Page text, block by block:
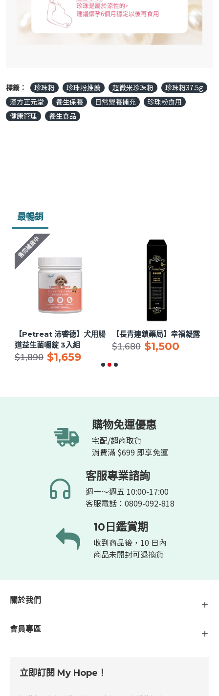
標籤： 珍珠粉 珍珠粉推薦 超微米珍珠粉
珍珠粉37.5g
漢方正元堂
養生保養 日常營養補充
珍珠粉食用
健康管理
養生食品
最暢銷
售完補貨中
【Petreat 沛睿德】犬用腸
道益生菌嚼錠 3入組
$1,659
$1,890
【長青連鎖藥局】幸福凝露
$1,500
$1,680
購物免運優惠
宅配/超商取貨
消費滿 $699 即享免運
客服專業諮詢
週一～週五 10:00-17:00
客服電話：0809-092-818
10日鑑賞期
收到商品後，10 日內
商品未開封可退換貨
關於我們
會員專區
立即訂閱 My Hope！